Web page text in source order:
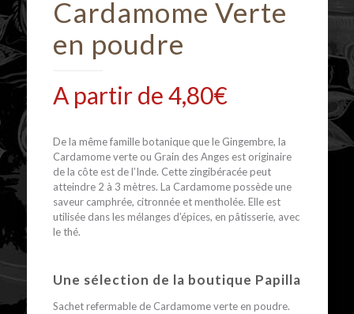
Cardamome Verte
en poudre
A partir de4,80€
De la même famille botanique que le Gingembre, la
Cardamome verte ou Grain des Anges est originaire
de la côte est de l’Inde. Cette zingibéracée peut
atteindre 2 à 3 mètres. La Cardamome possède une
saveur camphrée, citronnée et mentholée. Elle est
utilisée dans les mélanges d’épices, en pâtisserie, avec
le thé.
Une sélection de la boutique Papilla
Sachet refermable de Cardamome verte en poudre.